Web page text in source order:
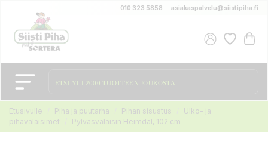
010 323 5858 asiakaspalvelu@siistipiha.fi
Etusivulle Piha ja puutarha Pihan sisustus
Ulko- ja
pihavalaisimet
Pylväsvalaisin Heimdal, 102 cm